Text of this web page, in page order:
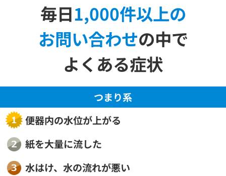
毎日1,000件以上の
お問い合わせの中で
よくある症状
つまり系
便器内の水位が上がる
紙を大量に流した
水はけ、水の流れが悪い